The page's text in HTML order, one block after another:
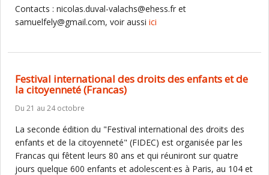
Contacts : nicolas.duval-valachs@ehess.fr et
samuelfely@gmail.com, voir aussi ici
Festival international des droits des enfants et de
la citoyenneté (Francas)
Du 21 au 24 octobre
La seconde édition du "Festival international des droits des
enfants et de la citoyenneté" (FIDEC) est organisée par les
Francas qui fêtent leurs 80 ans et qui réuniront sur quatre
jours quelque 600 enfants et adolescent·es à Paris, au 104 et